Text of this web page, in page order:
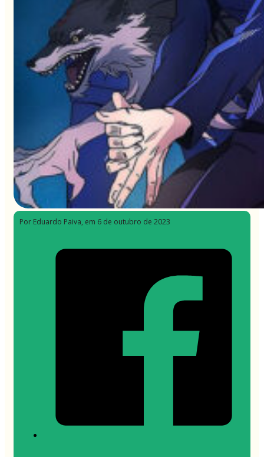
Por Eduardo Paiva, em 6 de outubro de 2023